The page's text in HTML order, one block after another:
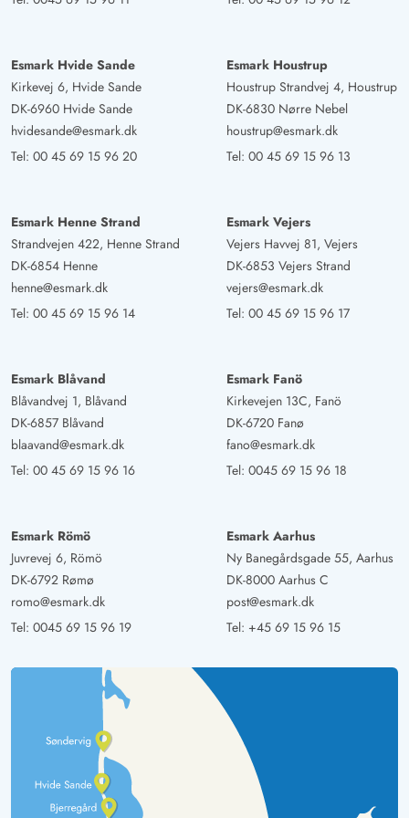
kleinen Doppelbett im eigenem Fernseher.Recht neuer
Induktionsherd und Wärmepumpe.
Volker Hauptmeier
Deutschland
5 von 5
5 von 5
5 out of 518/11/2024
eingerichtet. Große Sauna. Kleines Badezimmer, aber
vollkommen ausreichend. 1 großes Schlafzimmer mit
großem 2 x 2 m Bett, elektrisch verstellbar. 1 kl- Zimmer
mit Doppelbett und TV. 1 kl. Zimmer mit Etagenbett.
Guter Holzofen. Das Grundstück ist gut wind- und
buchen.
Gast
Deutschland
5 von 5
5 out of 5
26/10/2024
nichts fehlt. Küche ist toll ausgestattet, die Sauna groß
genug für 4 Leute, die Betten super bequem. Das
Wohnzimmer lässt sich mit dem Kamin gut heizen und
die Couchen sind gemütlich. Das Haus liegt sehr ruhig
am Ende der Straße.
Deutschland
Dies ist noch ein "richtiges" dänisches
Ferienhaus,gemütlich, mit allem was man braucht. Sehr
gute Betten und schöne warme Decken. Ein schönes
Esmark Hvide Sande
Kirkevej 6, Hvide Sande
DK-6960 Hvide Sande
hvidesande@esmark.dk
Tel: 00 45 69 15 96 20
Esmark Houstrup
Houstrup Strandvej 4, Houstrup
DK-6830 Nørre Nebel
houstrup@esmark.dk
Tel: 00 45 69 15 96 13
Esmark Henne Strand
Strandvejen 422, Henne Strand
DK-6854 Henne
henne@esmark.dk
Tel: 00 45 69 15 96 14
Esmark Vejers
Vejers Havvej 81, Vejers
DK-6853 Vejers Strand
vejers@esmark.dk
Tel: 00 45 69 15 96 17
Esmark Blåvand
Blåvandvej 1, Blåvand
DK-6857 Blåvand
blaavand@esmark.dk
Tel: 00 45 69 15 96 16
Esmark Fanö
Kirkevejen 13C, Fanö
DK-6720 Fanø
fano@esmark.dk
Tel: 0045 69 15 96 18
Esmark Römö
Juvrevej 6, Römö
DK-6792 Rømø
romo@esmark.dk
Tel: 0045 69 15 96 19
Esmark Aarhus
Ny Banegårdsgade 55, Aarhus
DK-8000 Aarhus C
post@esmark.dk
Tel: +45 69 15 96 15